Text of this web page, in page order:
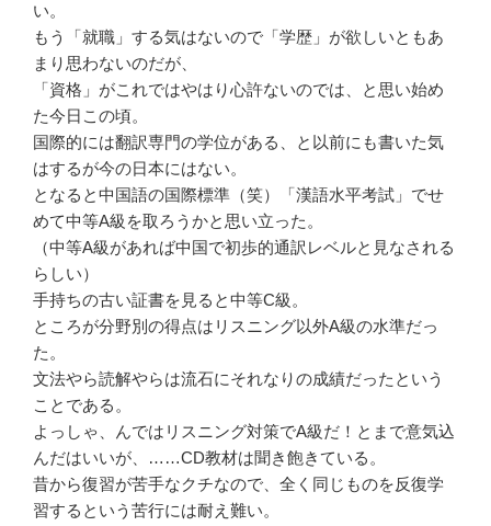
い。
もう「就職」する気はないので「学歴」が欲しいともあ
まり思わないのだが、
「資格」がこれではやはり心許ないのでは、と思い始め
た今日この頃。
国際的には翻訳専門の学位がある、と以前にも書いた気
はするが今の日本にはない。
となると中国語の国際標準（笑）「漢語水平考試」でせ
めて中等A級を取ろうかと思い立った。
（中等A級があれば中国で初歩的通訳レベルと見なされる
らしい）
手持ちの古い証書を見ると中等C級。
ところが分野別の得点はリスニング以外A級の水準だっ
た。
文法やら読解やらは流石にそれなりの成績だったという
ことである。
よっしゃ、んではリスニング対策でA級だ！とまで意気込
んだはいいが、……CD教材は聞き飽きている。
昔から復習が苦手なクチなので、全く同じものを反復学
習するという苦行には耐え難い。